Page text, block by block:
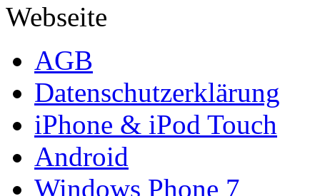
Webseite
AGB
Datenschutzerklärung
iPhone & iPod Touch
Android
Windows Phone 7